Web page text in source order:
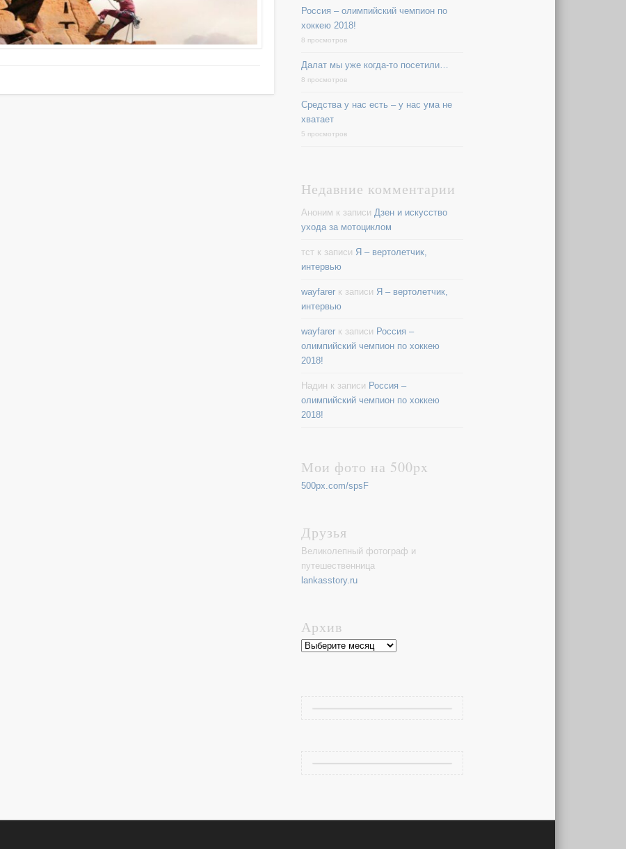
Россия – олимпийский чемпион по
хоккею 2018!
8 просмотров
Далат мы уже когда-то посетили…
8 просмотров
Средства у нас есть – у нас ума не
хватает
5 просмотров
Недавние комментарии
Аноним к записи Дзен и искусство
ухода за мотоциклом
тстк записи Я – вертолетчик,
интервью
wayfarerк записи Я – вертолетчик,
интервью
wayfarerк записи Россия –
олимпийский чемпион по хоккею
2018!
Надин к записи Россия –
олимпийский чемпион по хоккею
2018!
Мои фото на 500px
500px.com/spsF
Друзья
Великолепный фотограф и
путешественница
lankasstory.ru
Архив
Архив